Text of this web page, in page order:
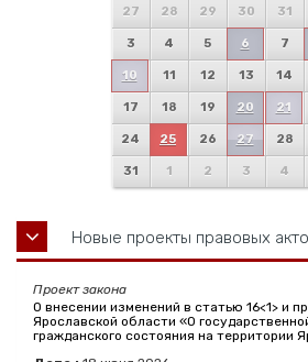
27 28 29 30 31
3 4 5 6 7
10 11 12 13 14
17 18 19 20 21
24 25 26 27 28
31 1 2 3 4
Новые проекты правовых
Проект закона
О внесении изменений в статью 16<1> и
Ярославской области «О
гражданского состояния на территории